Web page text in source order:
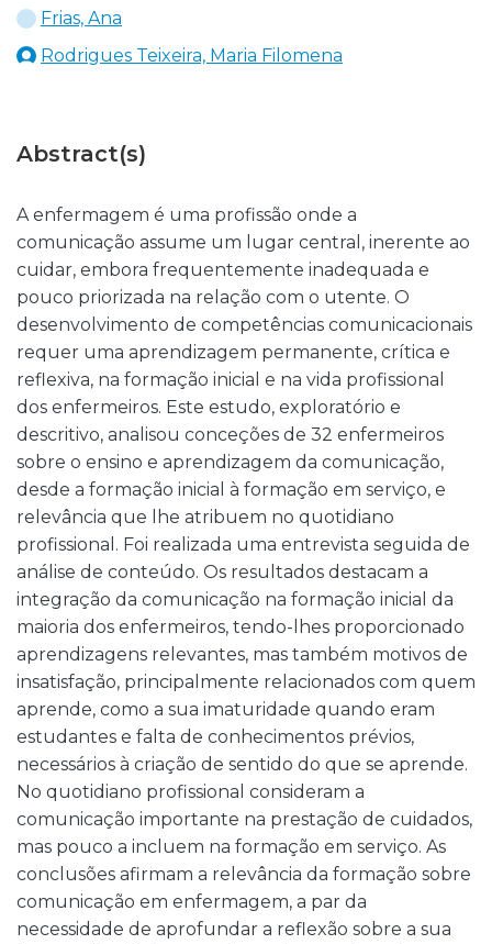
Frias, Ana
Rodrigues Teixeira, Maria Filomena
Abstract(s)
A enfermagem é uma profissão onde a
comunicação assume um lugar central, inerente ao
cuidar, embora frequentemente inadequada e
pouco priorizada na relação com o utente. O
desenvolvimento de competências comunicacionais
requer uma aprendizagem permanente, crítica e
reflexiva, na formação inicial e na vida profissional
dos enfermeiros. Este estudo, exploratório e
descritivo, analisou conceções de 32 enfermeiros
sobre o ensino e aprendizagem da comunicação,
desde a formação inicial à formação em serviço, e
relevância que lhe atribuem no quotidiano
profissional. Foi realizada uma entrevista seguida de
análise de conteúdo. Os resultados destacam a
integração da comunicação na formação inicial da
maioria dos enfermeiros, tendo-lhes proporcionado
aprendizagens relevantes, mas também motivos de
insatisfação, principalmente relacionados com quem
aprende, como a sua imaturidade quando eram
estudantes e falta de conhecimentos prévios,
necessários à criação de sentido do que se aprende.
No quotidiano profissional consideram a
comunicação importante na prestação de cuidados,
mas pouco a incluem na formação em serviço. As
conclusões afirmam a relevância da formação sobre
comunicação em enfermagem, a par da
necessidade de aprofundar a reflexão sobre a sua